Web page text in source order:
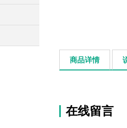
商品详情
在线留言